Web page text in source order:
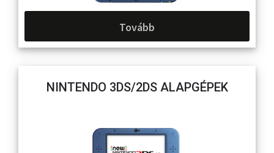
Tovább
NINTENDO 3DS/2DS ALAPGÉPEK